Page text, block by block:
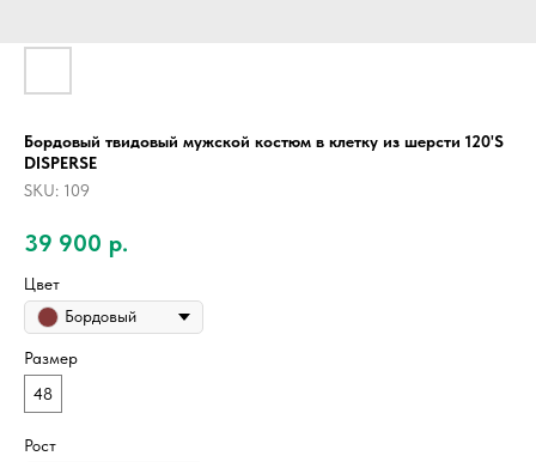
Бордовый твидовый мужской костюм в клетку из шерсти 120'S
DISPERSE
SKU: 109
39 900 р.
Цвет
Бордовый
Размер
48
Рост